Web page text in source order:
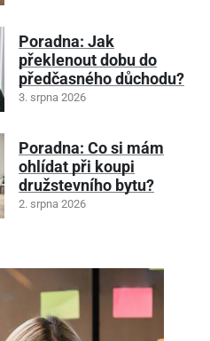
Poradna: Jak
překlenout dobu do
předčasného důchodu?
3. srpna 2026
Poradna: Co si mám
ohlídat při koupi
družstevního bytu?
2. srpna 2026